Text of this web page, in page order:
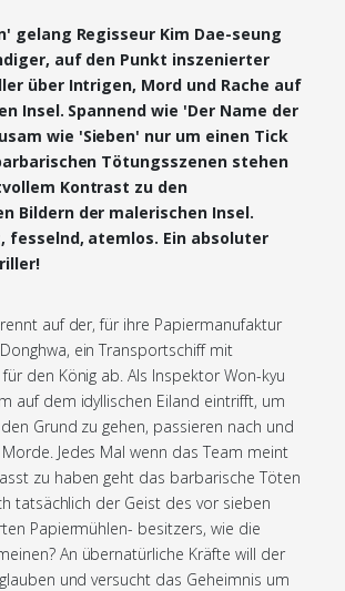
gelang Regisseur Kim Dae-seung
auf den Punkt inszenierter
über Intrigen, Mord und Rache auf
Insel. Spannend wie 'Der Name der
wie 'Sieben' nur um einen Tick
Tötungsszenen stehen
Kontrast zu den
Bildern der malerischen Insel.
fesselnd, atemlos. Ein absoluter
auf der, für ihre Papiermanufaktur
ein Transportschiff mit
den König ab. Als Inspektor Won-kyu
auf dem idyllischen Eiland eintrifft, um
Grund zu gehen, passieren nach und
Jedes Mal wenn das Team meint
zu haben geht das barbarische Töten
tatsächlich der Geist des vor sieben
Papiermühlen- besitzers, wie die
An übernatürliche Kräfte will der
und versucht das Geheimnis um